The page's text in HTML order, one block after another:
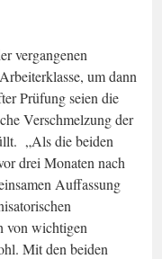
vergangenen
um dann
Prüfung seien die
Verschmelzung der
„Als die beiden
drei Monaten nach
Auffassung
von wichtigen
Mit den beiden